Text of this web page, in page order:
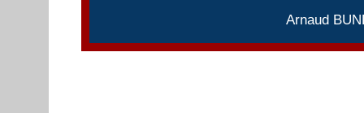
Arnaud